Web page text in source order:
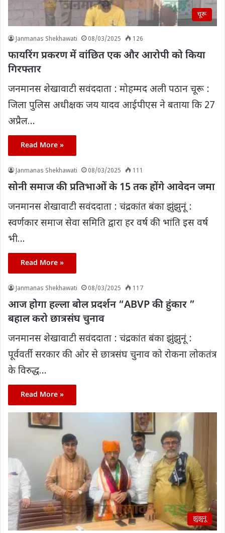
चूरू
Janmanas Shekhawati 08/03/2025 126
फायरिंग प्रकरण में वांछित एक और आरोपी को किया
गिरफ्तार
जनमानस शेखावाटी सवंददाता : मोहम्मद अली पठान चूरू :
जिला पुलिस अधीक्षक जय यादव आईपीएस ने बताया कि 27
अप्रैल…
Read More »
Janmanas Shekhawati 08/03/2025 111
सोनी समाज की प्रतिभाओं के 15 तक होंगे आवेदन जमा
जनमानस शेखावाटी सवंददाता : चंद्रकांत बंका झुंझुनूं :
स्वर्णकार समाज सेवा समिति द्वारा हर वर्ष की भांति इस वर्ष
भी…
Read More »
Janmanas Shekhawati 08/03/2025 117
आज होगा हल्ला बोल प्रदर्शन “ABVP की हुंकार ”
बहाल करो छात्रसंघ चुनाव
जनमानस शेखावाटी सवंददाता : चंद्रकांत बंका झुंझुनूं :
पूर्ववर्ती सरकार की ओर से छात्रसंघ चुनाव को रोकना लोकतंत्र
के विरुद्ध…
Read More »
झुंझुनूं